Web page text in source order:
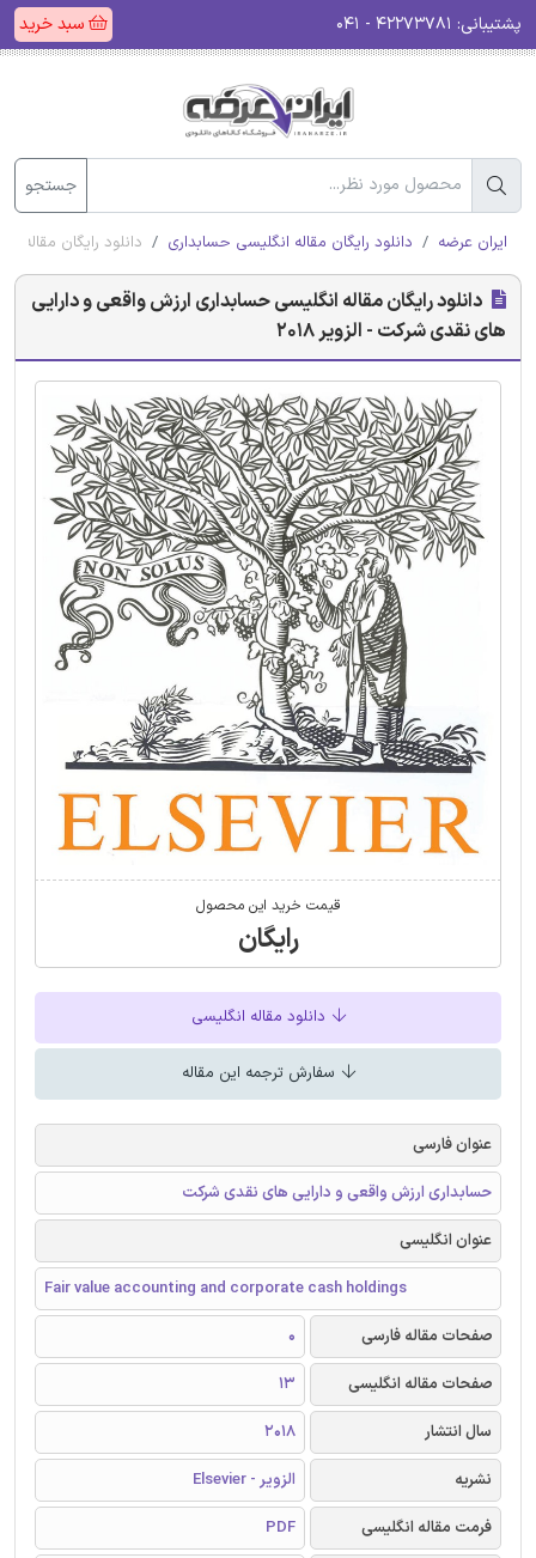
پشتیبانی: سبد خرید
جستجو
ایران عرضه دانلود رایگان مقاله انگلیسی حسابداری دانلود رایگان مقاله
دانلود رایگان مقاله انگلیسی حسابداری ارزش واقعی و دارایی
های نقدی شرکت - الزویر 2018
قیمت خرید این محصول
رایگان
دانلود مقاله انگلیسی
سفارش ترجمه این مقاله
عنوان فارسی
حسابداری ارزش واقعی و دارایی های نقدی شرکت
عنوان انگلیسی
Fair value accounting and corporate cash holdings
صفحات مقاله فارسی
0
صفحات مقاله انگلیسی
13
سال انتشار
2018
نشریه
الزویر - Elsevier
فرمت مقاله انگلیسی
PDF